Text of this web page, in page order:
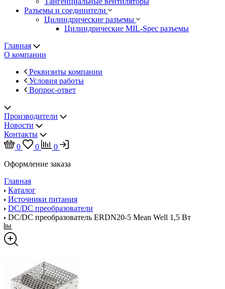
Разъемы и соединители
Цилиндрические разъемы
Цилиндрические MIL-Spec разъемы
Главная
О компании
Реквизиты компании
Условия работы
Вопрос-ответ
Производители
Новости
Контакты
0
0
0
Оформление заказа
Главная
Каталог
Источники питания
DC/DC преобразователи
DC/DC преобразователь ERDN20-5 Mean Well 1,5 Вт